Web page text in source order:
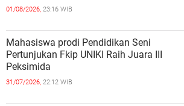
01/08/2026, 23:16 WIB
Mahasiswa prodi Pendidikan Seni
Pertunjukan Fkip UNIKI Raih Juara III
Peksimida
31/07/2026, 22:12 WIB